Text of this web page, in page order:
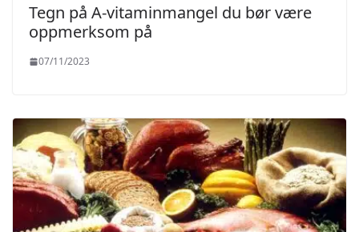
Tegn på A-vitaminmangel du bør være
oppmerksom på
07/11/2023